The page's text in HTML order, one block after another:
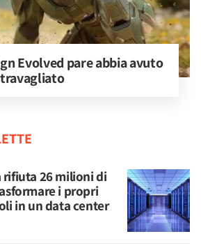
Evolved pare abbia avuto
rifiuta 26 milioni di
i propri
in un data center